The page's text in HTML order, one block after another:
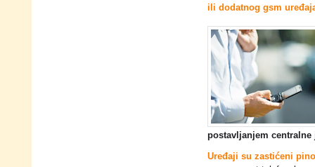
ili dodatnog gsm
postavljanjem
Uređaji su zastićeni